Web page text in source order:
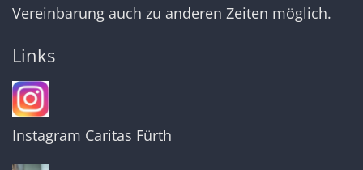
Vereinbarung auch zu anderen Zeiten möglich.
Links
Instagram Caritas Fürth